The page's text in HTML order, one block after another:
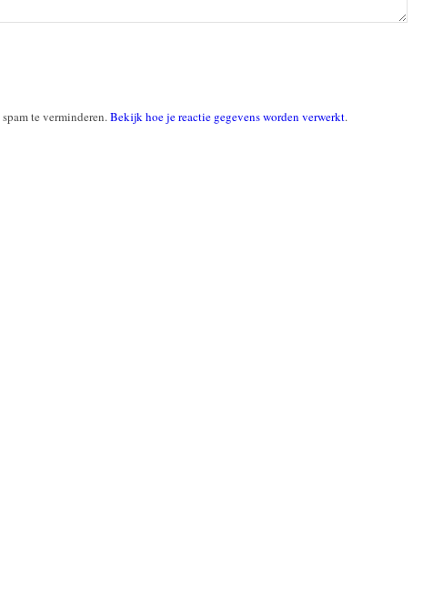
te verminderen.Bekijk hoe je reactie gegevens worden verwerkt.